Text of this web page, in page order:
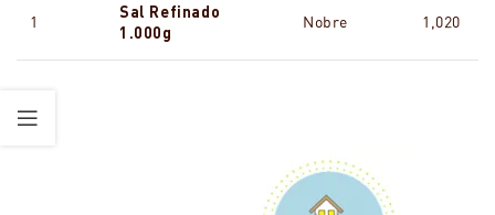
1
Sal Refinado
1.000g
Nobre 1,020